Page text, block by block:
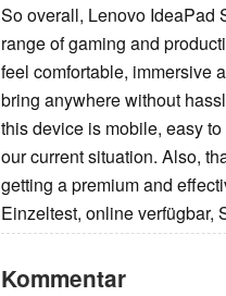
So overall, Lenovo IdeaPad
range of gaming and
feel comfortable, immersive
bring anywhere without
this device is mobile, easy
our current situation. Also,
getting a premium and
Einzeltest, online verfügbar,
Kommentar